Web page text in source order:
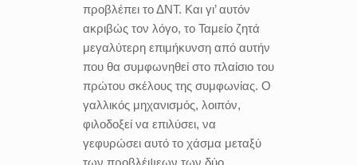
προβλέπει το ΔΝΤ. Και γι’ αυτόν
ακριβώς τον λόγο, το Ταμείο ζητά
μεγαλύτερη επιμήκυνση από αυτήν
που θα συμφωνηθεί στο πλαίσιο του
πρώτου σκέλους της συμφωνίας. Ο
γαλλικός μηχανισμός, λοιπόν,
φιλοδοξεί να επιλύσει, να
γεφυρώσει αυτό το χάσμα μεταξύ
των προβλέψεων των δύο